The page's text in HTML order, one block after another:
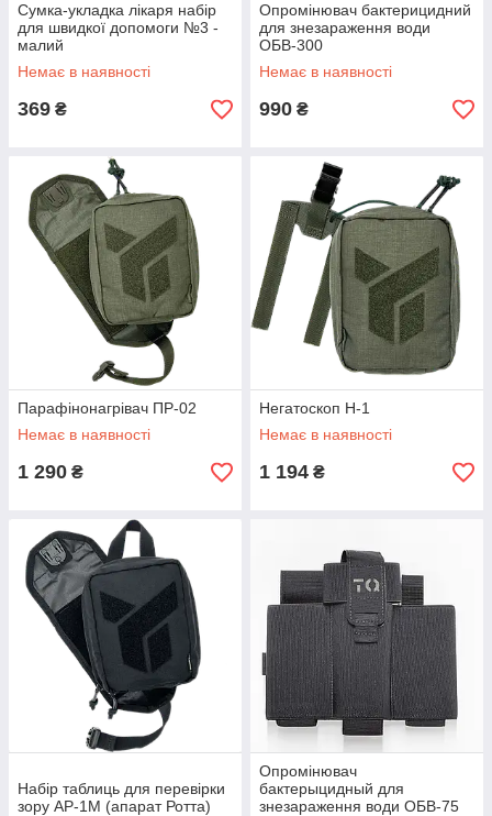
Сумка-укладка лікаря набір
для швидкої допомоги №3 -
малий
Немає в наявності
369 ₴
Опромінювач бактерицидний
для знезараження води
ОБВ-300
Немає в наявності
990 ₴
Парафінонагрівач ПР-02
Немає в наявності
1 290 ₴
Негатоскоп Н-1
Немає в наявності
1 194 ₴
Набір таблиць для перевірки
зору АР-1М (апарат Ротта)
Опромінювач
бактерыцидный для
знезараження води ОБВ-75